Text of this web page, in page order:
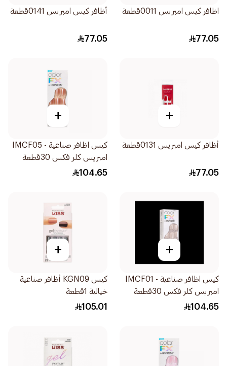
اظافر كيس امبريس 0011قطعة
77.05
أظافر كيس امبريس 0141قطعة
77.05
+
أظافر كيس امبريس 0131قطعة
77.05
+
كيس اظافر صناعية - IMCF05
امبريس كلر فكس 30قطعة
104.65
+
كيس اظافر صناعية - IMCF01
امبريس كلر فكس 30قطعة
104.65
+
كيس KGN09 أظافر صناعية
خيالية 1قطعة
105.01